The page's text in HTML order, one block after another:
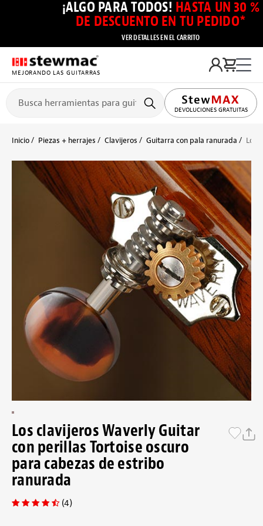
¡ALGO PARA TODOS! HASTA UN 30 %
DE DESCUENTO EN TU PEDIDO*
VER DETALLES EN EL CARRITO
MEJORANDO LAS GUITARRAS
DEVOLUCIONES GRATUITAS
Inicio Piezas + herrajes Clavijeros Guitarra con pala ranurada Los
Los clavijeros Waverly Guitar
con perillas Tortoise oscuro
para cabezas de estribo
ranurada
(4)